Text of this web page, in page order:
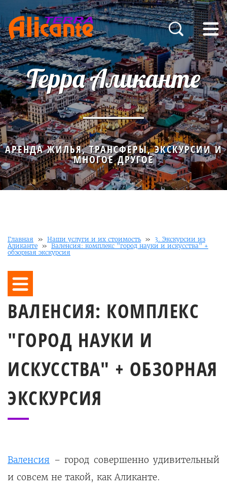
Терра Аликанте
АРЕНДА ЖИЛЬЯ, ТРАНСФЕРЫ, ЭКСКУРСИИ И
МНОГОЕ ДРУГОЕ
Главная » Наши услуги и их стоимость » 3. Экскурсии из
Аликанте » Валенсия: комплекс "город науки и искусства" +
обзорная экскурсия
ВАЛЕНСИЯ: КОМПЛЕКС
"ГОРОД НАУКИ И
ИСКУССТВА" + ОБЗОРНАЯ
ЭКСКУРСИЯ
Валенсия – город совершенно удивительный
и совсем не такой, как Аликанте.